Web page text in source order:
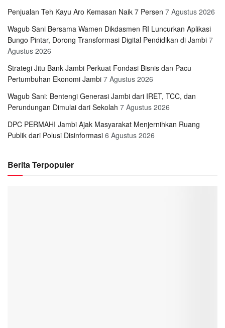
Penjualan Teh Kayu Aro Kemasan Naik 7 Persen 7 Agustus 2026
Wagub Sani Bersama Wamen Dikdasmen RI Luncurkan Aplikasi
Bungo Pintar, Dorong Transformasi Digital Pendidikan di Jambi 7
Agustus 2026
Strategi Jitu Bank Jambi Perkuat Fondasi Bisnis dan Pacu
Pertumbuhan Ekonomi Jambi 7 Agustus 2026
Wagub Sani: Bentengi Generasi Jambi dari IRET, TCC, dan
Perundungan Dimulai dari Sekolah 7 Agustus 2026
DPC PERMAHI Jambi Ajak Masyarakat Menjernihkan Ruang
Publik dari Polusi Disinformasi 6 Agustus 2026
Berita Terpopuler